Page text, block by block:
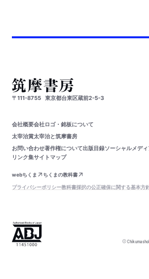
〒111-8755 東京都台東区蔵前2-5-3
会社概要会社ロゴ・銘板について
太宰治賞太宰治と筑摩書房
お問い合わせ著作権について出版目録ソーシャルメデ
リンク集サイトマップ
webちくま
ちくまの教科書
プライバシーポリシー教科書採択の公正確保に関する基本方
©